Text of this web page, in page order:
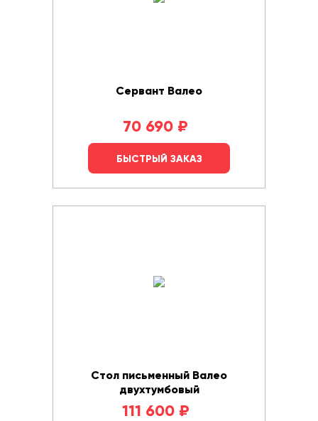
Сервант Валео
70 690 ₽
БЫСТРЫЙ ЗАКАЗ
Стол письменный Валео
двухтумбовый
111 600 ₽